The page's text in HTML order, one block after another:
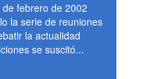
febrero de 2002
la serie de reuniones
la actualidad
se suscitó...